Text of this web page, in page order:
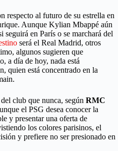
respecto al futuro de su estrella en
Aunque Kylian Mbappé aún
seguirá en París o se marchará del
será el Real Madrid, otros
algunos sugieren que
a día de hoy, nada está
quien está concentrado en la
club que nunca, según RMC
el PSG desea conocer la
y presentar una oferta de
los colores parisinos, el
y prefiere no ser presionado en